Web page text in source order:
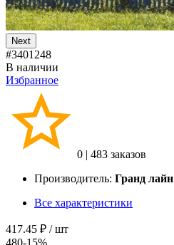
Next
#3401248
В наличии
Избранное
0 | 483 заказов
Производитель: Гранд лайн
Все характеристики
417.45 ₽ / шт
480-15%